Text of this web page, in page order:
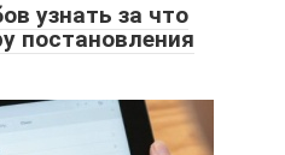
узнать за что
постановления